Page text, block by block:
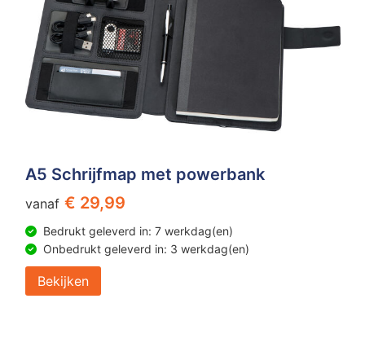
A5 Schrijfmap met powerbank
vanaf € 29,99
Bedrukt geleverd in: 7 werkdag(en)
Onbedrukt geleverd in: 3 werkdag(en)
Bekijken